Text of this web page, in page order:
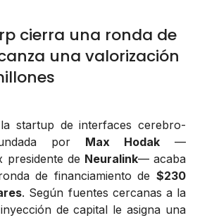
cierra una ronda de
una valorización
startup de interfaces cerebro-
por Max Hodak —
presidente de Neuralink— acaba
de financiamiento de $230
. Según fuentes cercanas a la
de capital le asigna una